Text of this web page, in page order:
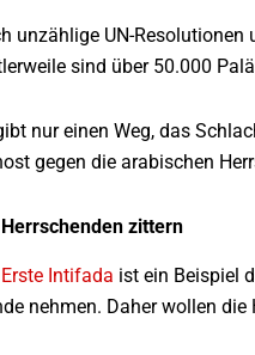
unzählige UN-
sind über 50.000
nur einen Weg, das
gegen die arabischen
Herrschenden zittern
Erste Intifada ist ein Beispiel
nehmen. Daher wollen